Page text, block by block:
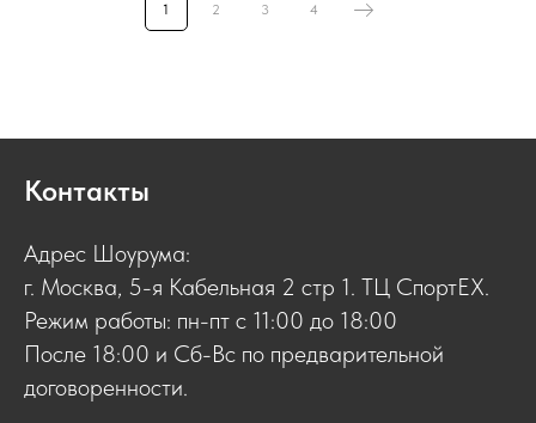
1 2 3 4
Контакты
Адрес Шоурума:
г. Москва, 5-я Кабельная 2 стр 1. ТЦ СпортЕХ.
Режим работы: пн-пт с 11:00 до 18:00
После 18:00 и Сб-Вс по предварительной
договоренности.